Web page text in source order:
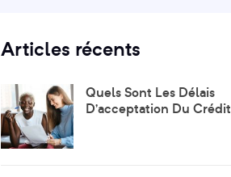
Articles récents
Quels Sont Les Délais
D’acceptation Du Crédit